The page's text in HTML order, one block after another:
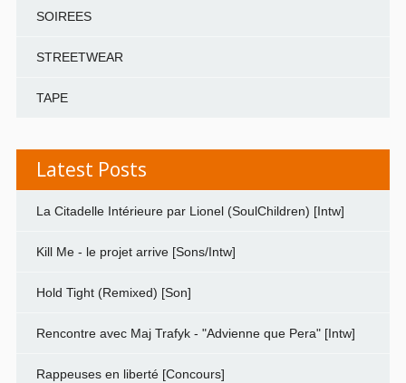
SOIREES
STREETWEAR
TAPE
Latest Posts
La Citadelle Intérieure par Lionel (SoulChildren) [Intw]
Kill Me - le projet arrive [Sons/Intw]
Hold Tight (Remixed) [Son]
Rencontre avec Maj Trafyk - "Advienne que Pera" [Intw]
Rappeuses en liberté [Concours]